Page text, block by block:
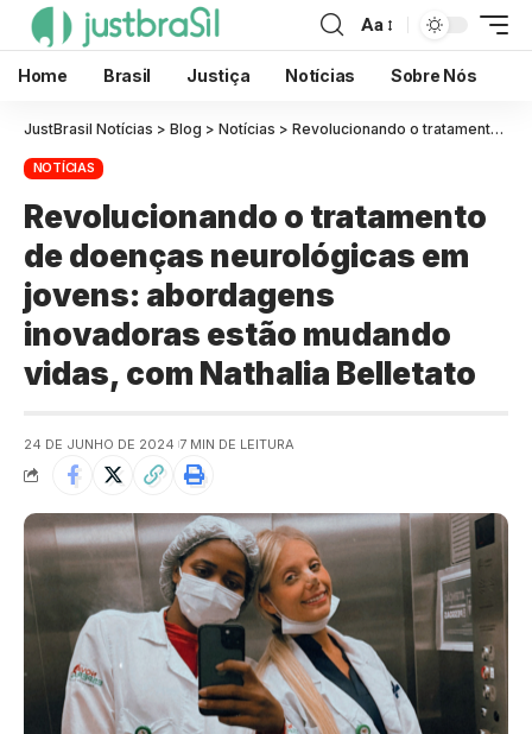
Aa
Home Brasil Justiça Notícias Sobre Nós
JustBrasil Notícias > Blog > Notícias > Revolucionando o tratamento de doenças neurológicas em jovens: abordagens inovadoras estão mudando vidas, com Nathalia Belletato
NOTÍCIAS
Revolucionando o tratamento
de doenças neurológicas em
jovens: abordagens
inovadoras estão mudando
vidas, com Nathalia Belletato
24 DE JUNHO DE 2024 7 MIN DE LEITURA